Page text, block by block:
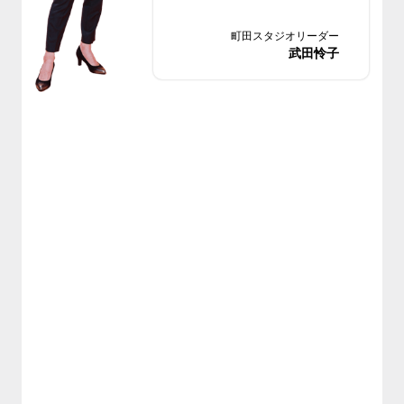
でお気軽においでください
町田スタジオリーダー
武田怜子